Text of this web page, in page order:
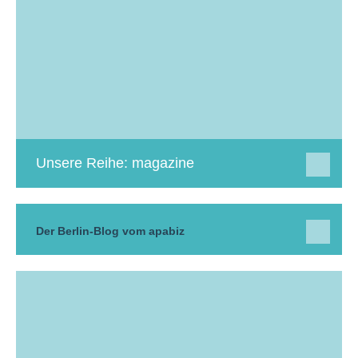
Unsere Reihe: magazine
Der Berlin-Blog vom apabiz